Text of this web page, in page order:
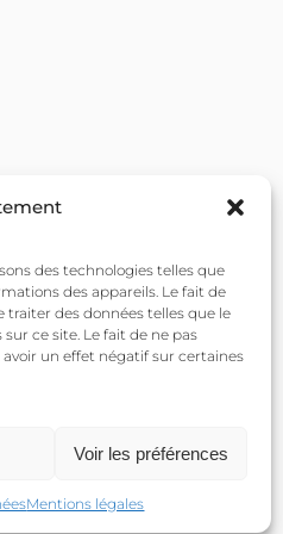
des technologies telles que
des appareils. Le fait de
des données telles que le
ce site. Le fait de ne pas
un effet négatif sur certaines
Voir les préférences
Mentions légales